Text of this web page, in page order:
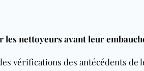
nettoyeurs avant leur
vérifications des antécédents de